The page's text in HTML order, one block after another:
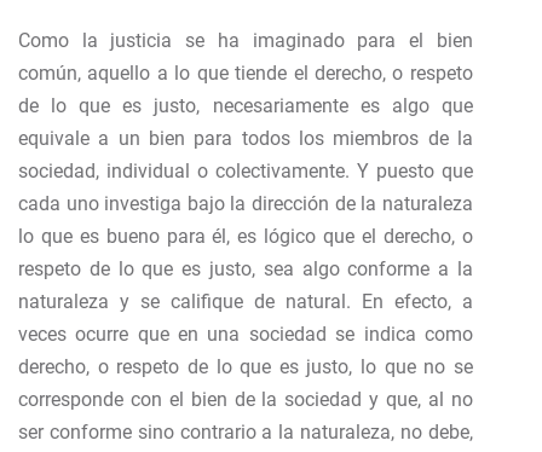
Como la justicia se ha imaginado para el bien
común, aquello a lo que tiende el derecho, o respeto
de lo que es justo, necesariamente es algo que
equivale a un bien para todos los miembros de la
sociedad, individual o colectivamente. Y puesto que
cada uno investiga bajo la dirección de la naturaleza
lo que es bueno para él, es lógico que el derecho, o
respeto de lo que es justo, sea algo conforme a la
naturaleza y se califique de natural. En efecto, a
veces ocurre que en una sociedad se indica como
derecho, o respeto de lo que es justo, lo que no se
corresponde con el bien de la sociedad y que, al no
ser conforme sino contrario a la naturaleza, no debe,